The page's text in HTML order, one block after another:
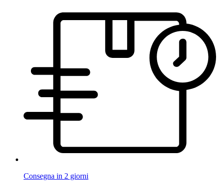
Consegna in 2 giorni